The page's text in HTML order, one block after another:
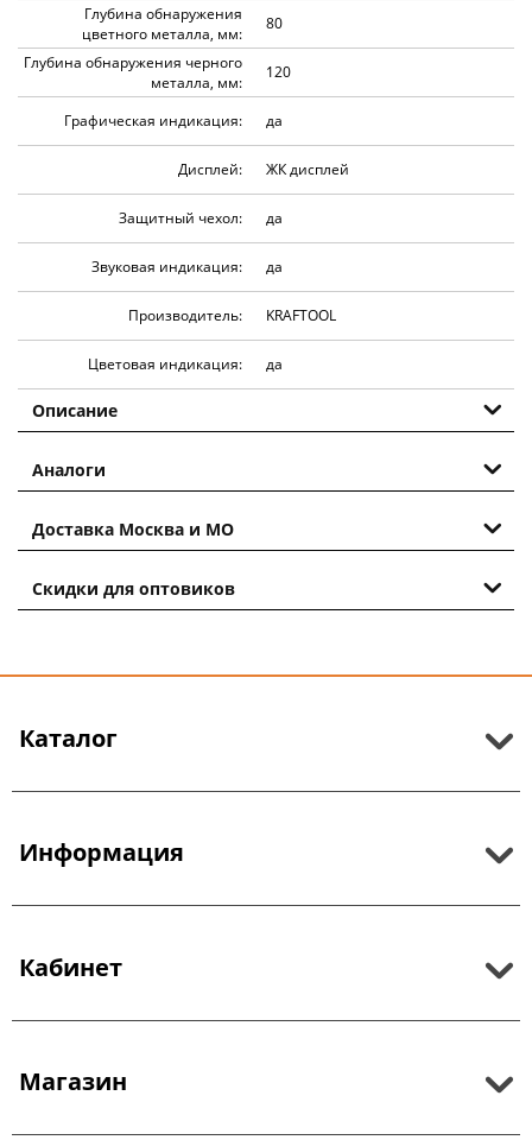
Глубина обнаружения
цветного металла, мм:
80
Глубина обнаружения черного
металла, мм:
120
Графическая индикация: да
Дисплей: ЖК дисплей
Защитный чехол: да
Звуковая индикация: да
Производитель: KRAFTOOL
Цветовая индикация: да
Описание
Аналоги
Доставка Москва и МО
Скидки для оптовиков
Каталог
Информация
Кабинет
Магазин